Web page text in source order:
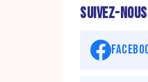
SUIVEZ-